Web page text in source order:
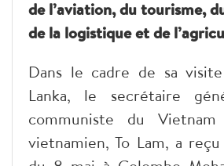
de l’aviation, du tourisme,
de la logistique et de
Dans le cadre de sa
Lanka, le secrétaire
communiste du
vietnamien, To Lam, a